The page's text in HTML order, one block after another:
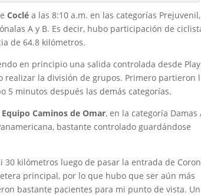
Coclé a las 8:10 a.m. en las categorías Prejuvenil,
A y B. Es decir, hubo participación de
de 64.8 kilómetros.
en principio una salida controlada desde
realizar la división de grupos. Primero partieron
5 minutos después las demás categorías.
Equipo Caminos de Omar, en la categoría Damas
bastante controlado guardándose
kilómetros luego de pasar la entrada de
principal, por lo que hubo que ser aún más
bastante pacientes para mi punto de vista. Un